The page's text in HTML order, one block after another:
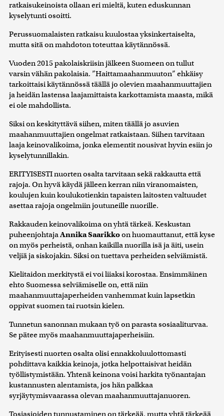
ratkaisukeinoista ollaan eri mieltä, kuten eduskunnan
kyselytunti osoitti.
Perussuomalaisten ratkaisu kuulostaa yksinkertaiselta,
mutta sitä on mahdoton toteuttaa käytännössä.
Vuoden 2015 pakolaiskriisin jälkeen Suomeen on tullut
varsin vähän pakolaisia. ”Haittamaahanmuuton” ehkäisy
tarkoittaisi käytännössä täällä jo olevien maahanmuuttajien
ja heidän lastensa laajamittaista karkottamista maasta, mikä
ei ole mahdollista.
Siksi on keskityttävä siihen, miten täällä jo asuvien
maahanmuuttajien ongelmat ratkaistaan. Siihen tarvitaan
laaja keinovalikoima, jonka elementit nousivat hyvin esiin jo
kyselytunnillakin.
ERITYISESTI nuorten osalta tarvitaan sekä rakkautta että
rajoja. On hyvä käydä jälleen kerran niin viranomaisten,
koulujen kuin koulukotienkin tapaisten laitosten valtuudet
asettaa rajoja ongelmiin joutuneille nuorille.
Rakkauden keinovalikoima on yhtä tärkeä. Keskustan
puheenjohtajaAnnika Saarikkoon huomauttanut, että kyse
on myös perheistä, onhan kaikilla nuorilla isä ja äiti, usein
veljiä ja siskojakin. Siksi on tuettava perheiden selviämistä.
Kielitaidon merkitystä ei voi liiaksi korostaa. Ensimmäinen
ehto Suomessa selviämiselle on, että niin
maahanmuuttajaperheiden vanhemmat kuin lapsetkin
oppivat suomen tai ruotsin kielen.
Tunnetun sanonnan mukaan työ on parasta sosiaaliturvaa.
Se pätee myös maahanmuuttajaperheisiin.
Erityisesti nuorten osalta olisi ennakkoluulottomasti
pohdittava kaikkia keinoja, jotka helpottaisivat heidän
työllistymistään. Yhtenä keinona voisi harkita työnantajan
kustannusten alentamista, jos hän palkkaa
syrjäytymisvaarassa olevan maahanmuuttajanuoren.
Tosiasioiden tunnustaminen on tärkeää, mutta yhtä tärkeää